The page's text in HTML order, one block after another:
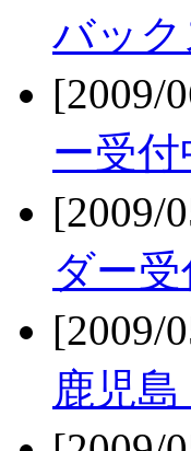
バッ
[2009/
ー受
[2009/
ダー
[2009/
鹿児